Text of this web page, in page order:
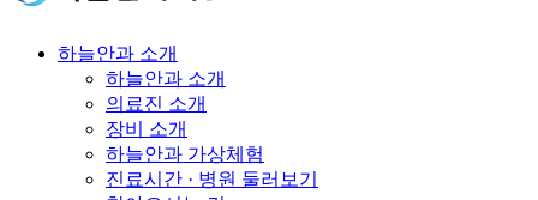
하늘안과 소개
하늘안과 소개
의료진 소개
장비 소개
하늘안과 가상체험
진료시간 · 병원 둘러보기